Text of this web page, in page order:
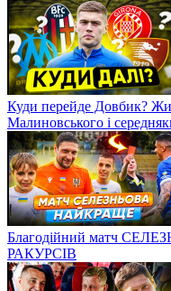
Куди перейде Довбик?
Малиновського і
Благодійний матч
РАКУРСІВ